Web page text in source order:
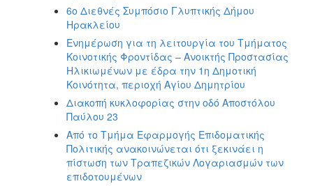
6ο Διεθνές Συμπόσιο Γλυπτικής Δήμου
Ηρακλείου
Ενημέρωση για τη λειτουργία του Τμήματος
Κοινοτικής Φροντίδας – Ανοικτής Προστασίας
Ηλικιωμένων με έδρα την 1η Δημοτική
Κοινότητα, περιοχή Αγίου Δημητρίου
Διακοπή κυκλοφορίας στην οδό Αποστόλου
Παύλου 23
Από το Τμήμα Εφαρμογής Επιδοματικής
Πολιτικής ανακοινώνεται ότι ξεκινάει η
πίστωση των Τραπεζικών Λογαριασμών των
επιδοτουμένων